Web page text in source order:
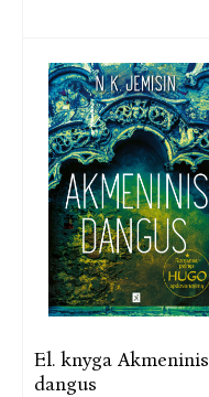
El. knyga Akmeninis
dangus